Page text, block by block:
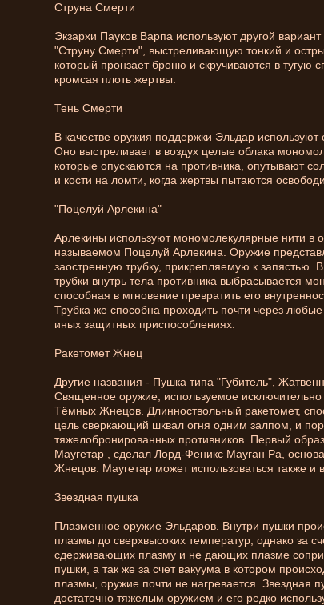
Струна Смерти
Экзархи Пауков Варпа используют другой
"Струну Смерти", выстреливающую тонкий и
который пронзает броню и скручиваются в тугую
кромсая плоть жертвы.
Тень Смерти
В качестве оружия поддержки Эльдар используют
Оно выстреливает в воздух целые облака
которые опускаются на противника, опутывают
и кости на ломти, когда жертвы пытаются
"Поцелуй Арлекина"
Арлекины используют мономолекулярные нити в
называемом Поцелуй Арлекина. Оружие
заостренную трубку, прикрепляемую к запястью.
трубки внутрь тела противника выбрасывается
способная в мгновение превратить его
Трубка же способна проходить почти через
иных защитных приспособлениях.
Ракетомет Жнец
Другие названия - Пушка типа "Губитель",
Священное оружие, используемое исключительно
Тёмных Жнецов. Длинноствольный ракетомет,
цель сверкающий шквал огня одним залпом, и
тяжелобронированных противников. Первый
Маугетар , сделал Лорд-Феникс Мауган Ра,
Жнецов. Маугетар может использоваться также и
Звездная пушка
Плазменное оружие Эльдаров. Внутри пушки
плазмы до сверхвысоких температур, однако за
сдерживающих плазму и не дающих плазме
пушки, а так же за счет вакуума в котором
плазмы, оружие почти не нагревается. Звездная
достаточно тяжелым оружием и его редко